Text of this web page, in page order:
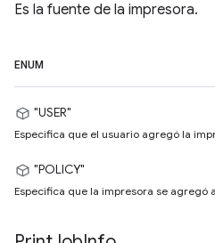
Es la fuente de la impresora.
ENUM
"USER"
Especifica que el usuario agregó la
"POLICY"
Especifica que la impresora se agregó